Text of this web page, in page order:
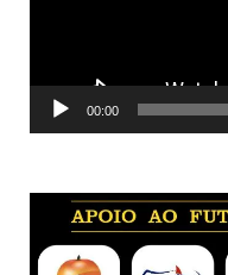
00:00